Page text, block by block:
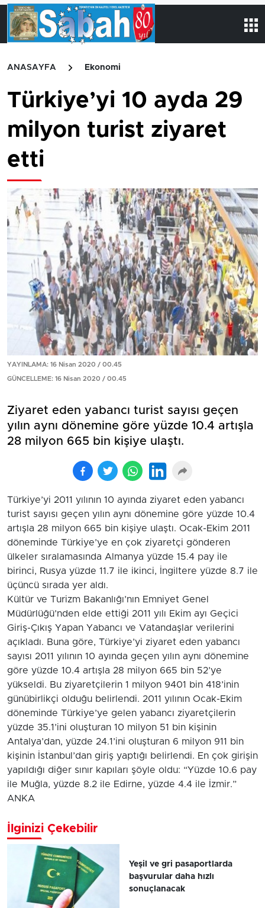
ANASAYFA Ekonomi
Türkiye’yi 10 ayda 29
milyon turist ziyaret
etti
YAYINLAMA: 16 Nisan 2020 / 00.45
GÜNCELLEME: 16 Nisan 2020 / 00.45
Ziyaret eden yabancı turist sayısı geçen
yılın aynı dönemine göre yüzde 10.4 artışla
28 milyon 665 bin kişiye ulaştı.
Türkiye’yi 2011 yılının 10 ayında ziyaret eden yabancı
turist sayısı geçen yılın aynı dönemine göre yüzde 10.4
artışla 28 milyon 665 bin kişiye ulaştı. Ocak-Ekim 2011
döneminde Türkiye’ye en çok ziyaretçi gönderen
ülkeler sıralamasında Almanya yüzde 15.4 pay ile
birinci, Rusya yüzde 11.7 ile ikinci, İngiltere yüzde 8.7 ile
üçüncü sırada yer aldı.
Kültür ve Turizm Bakanlığı’nın Emniyet Genel
Müdürlüğü’nden elde ettiği 2011 yılı Ekim ayı Geçici
Giriş-Çıkış Yapan Yabancı ve Vatandaşlar verilerini
açıkladı. Buna göre, Türkiye’yi ziyaret eden yabancı
sayısı 2011 yılının 10 ayında geçen yılın aynı dönemine
göre yüzde 10.4 artışla 28 milyon 665 bin 52’ye
yükseldi. Bu ziyaretçilerin 1 milyon 9401 bin 418’inin
günübirlikçi olduğu belirlendi. 2011 yılının Ocak-Ekim
döneminde Türkiye’ye gelen yabancı ziyaretçilerin
yüzde 35.1’ini oluşturan 10 milyon 51 bin kişinin
Antalya’dan, yüzde 24.1’ini oluşturan 6 milyon 911 bin
kişinin İstanbul’dan giriş yaptığı belirlendi. En çok girişin
yapıldığı diğer sınır kapıları şöyle oldu: “Yüzde 10.6 pay
ile Muğla, yüzde 8.2 ile Edirne, yüzde 4.4 ile İzmir.”
ANKA
İlginizi Çekebilir
Yeşil ve gri pasaportlarda
başvurular daha hızlı
sonuçlanacak